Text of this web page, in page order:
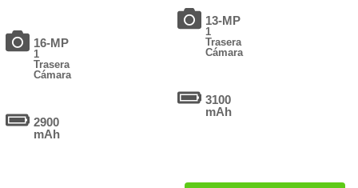
16-MP
1
Trasera
Cámara
2900
mAh
13-MP
1
Trasera
Cámara
3100
mAh